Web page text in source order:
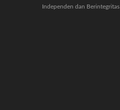
Independen dan Berintegritas